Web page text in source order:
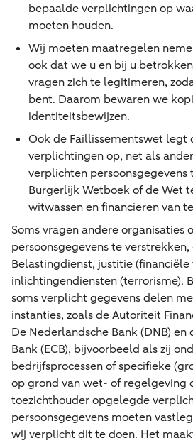
bepaalde verplichtingen op
moeten houden.
Wij moeten maatregelen
ook dat we u en bij u
vragen zich te legitimeren,
bent. Daarom bewaren we
identiteitsbewijzen.
Ook de Faillissementswet legt
verplichtingen op, net als
verplichten persoonsgegevens
Burgerlijk Wetboek of de Wet
witwassen en financieren van
Soms vragen andere organisaties
persoonsgegevens te
Belastingdienst, justitie (financiële
inlichtingendiensten (terrorisme).
soms verplicht gegevens delen
instanties, zoals de Autoriteit
De Nederlandsche Bank (DNB) en
Bank (ECB), bijvoorbeeld als zij
bedrijfsprocessen of specifieke
op grond van wet- of regelgeving
toezichthouder opgelegde
persoonsgegevens moeten
wij verplicht dit te doen. Het